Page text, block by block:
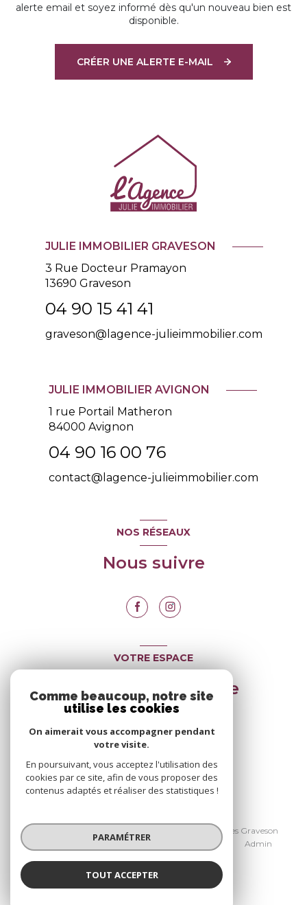
alerte email et soyez informé dès qu'un nouveau bien est
disponible.
CRÉER UNE ALERTE E-MAIL
JULIE IMMOBILIER GRAVESON
3 Rue Docteur Pramayon
13690 Graveson
04 90 15 41 41
graveson@lagence-julieimmobilier.com
JULIE IMMOBILIER AVIGNON
1 rue Portail Matheron
84000 Avignon
04 90 16 00 76
contact@lagence-julieimmobilier.com
NOS RÉSEAUX
Nous suivre
VOTRE ESPACE
Espace propriétaire
SE CONNECTER
Nos honoraires Avignon
Nos honoraires Graveson
Nos partenaires
Admin
Comme beaucoup, notre site
utilise les cookies
On aimerait vous accompagner pendant
votre visite.
En poursuivant, vous acceptez l'utilisation des
cookies par ce site, afin de vous proposer des
contenus adaptés et réaliser des statistiques !
PARAMÉTRER
TOUT ACCEPTER